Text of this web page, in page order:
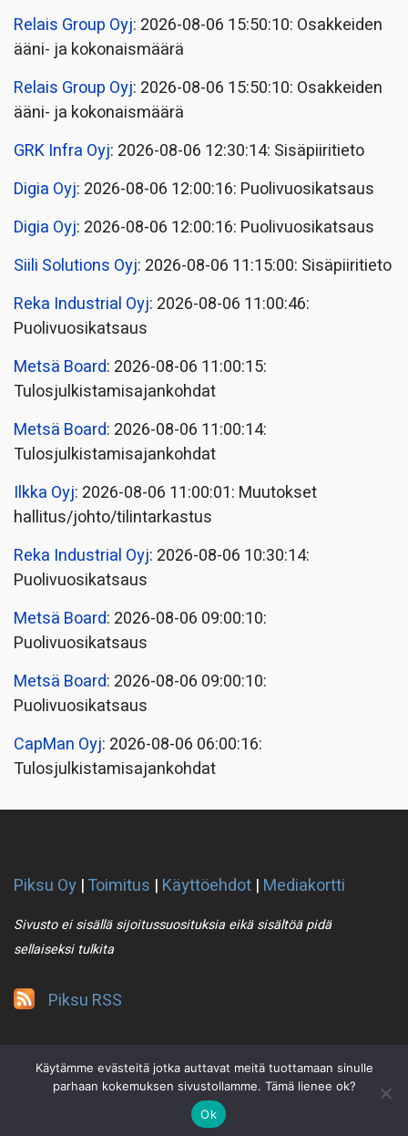
Relais Group Oyj: 2026-08-06 15:50:10: Osakkeiden
ääni- ja kokonaismäärä
Relais Group Oyj: 2026-08-06 15:50:10: Osakkeiden
ääni- ja kokonaismäärä
GRK Infra Oyj: 2026-08-06 12:30:14: Sisäpiiritieto
Digia Oyj: 2026-08-06 12:00:16: Puolivuosikatsaus
Digia Oyj: 2026-08-06 12:00:16: Puolivuosikatsaus
Siili Solutions Oyj: 2026-08-06 11:15:00: Sisäpiiritieto
Reka Industrial Oyj: 2026-08-06 11:00:46:
Puolivuosikatsaus
Metsä Board: 2026-08-06 11:00:15:
Tulosjulkistamisajankohdat
Metsä Board: 2026-08-06 11:00:14:
Tulosjulkistamisajankohdat
Ilkka Oyj: 2026-08-06 11:00:01: Muutokset
hallitus/johto/tilintarkastus
Reka Industrial Oyj: 2026-08-06 10:30:14:
Puolivuosikatsaus
Metsä Board: 2026-08-06 09:00:10:
Puolivuosikatsaus
Metsä Board: 2026-08-06 09:00:10:
Puolivuosikatsaus
CapMan Oyj: 2026-08-06 06:00:16:
Tulosjulkistamisajankohdat
Piksu Oy |Toimitus | Käyttöehdot | Mediakortti
Sivusto ei sisällä sijoitussuosituksia eikä sisältöä pidä
sellaiseksi tulkita
Piksu RSS
2021 © Piksu Oy
Käytämme evästeitä jotka auttavat meitä tuottamaan sinulle
parhaan kokemuksen sivustollamme. Tämä lienee ok?
Ok